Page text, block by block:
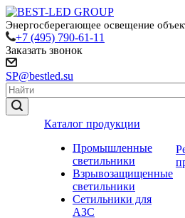
Энергосберегающее освещение
+7 (495) 790-61-11
Заказать звонок
SP@bestled.su
Каталог продукции
Промышленные
светильники
Взрывозащищенные
светильники
Сетильники для
АЗС